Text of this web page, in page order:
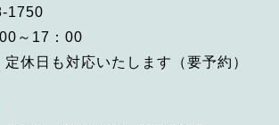
1750
～17：00
休日も対応いたします（要予約）